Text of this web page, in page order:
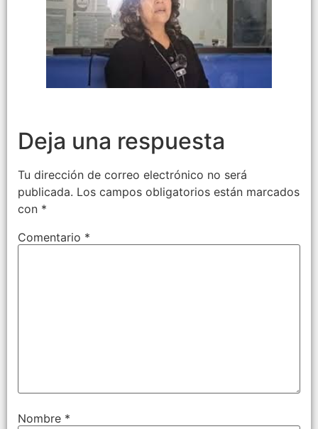
Deja una respuesta
Tu dirección de correo electrónico no será
publicada. Los campos obligatorios están marcados
con *
Comentario *
Nombre *